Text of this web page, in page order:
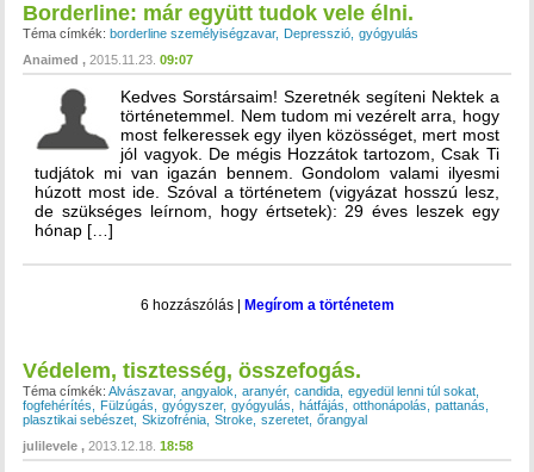
Borderline: már együtt tudok vele élni.
Téma címkék: borderline személyiségzavar Depresszió
gyógyulás
Anaimed
2015.11.23. 09:07
Kedves Sorstársaim! Szeretnék segíteni Nektek a
történetemmel. Nem tudom mi vezérelt arra, hogy
most felkeressek egy ilyen közösséget, mert most
jól vagyok. De mégis Hozzátok tartozom, Csak Ti
tudjátok mi van igazán bennem. Gondolom valami ilyesmi
húzott most ide. Szóval a történetem (vigyázat hosszú lesz,
de szükséges leírnom, hogy értsetek): 29 éves leszek egy
hónap […]
6 hozzászólás| Megírom a történetem
Védelem, tisztesség, összefogás.
Téma címkék: Alvászavar angyalok aranyér candida
egyedül lenni túl sokat
fogfehérítés
Fülzúgás gyógyszer gyógyulás hátfájás otthonápolás
pattanás
plasztikai sebészet
Skizofrénia Stroke szeretet
őrangyal
julilevele
2013.12.18. 18:58